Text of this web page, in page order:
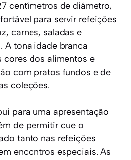
centímetros de diâmetro,
para servir refeições
carnes, saladas e
A tonalidade branca
cores dos alimentos e
com pratos fundos e de
coleções.
para uma apresentação
de permitir que o
tanto nas refeições
encontros especiais. As